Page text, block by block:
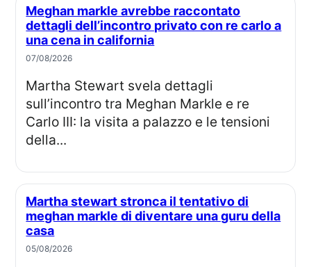
Meghan markle avrebbe raccontato
dettagli dell’incontro privato con re carlo a
una cena in california
07/08/2026
Martha Stewart svela dettagli
sull’incontro tra Meghan Markle e re
Carlo III: la visita a palazzo e le tensioni
della...
Martha stewart stronca il tentativo di
meghan markle di diventare una guru della
casa
05/08/2026